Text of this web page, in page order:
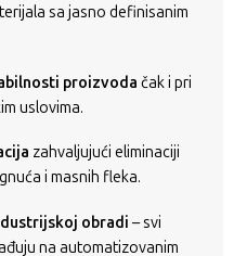
sa jasno definisanim
proizvoda čak i pri
uslovima.
zahvaljujući eliminaciji
i masnih fleka.
obradi – svi
na automatizovanim